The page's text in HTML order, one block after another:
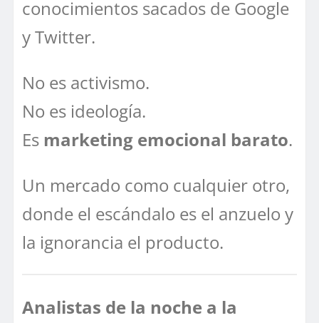
conocimientos sacados de Google
y Twitter.
No es activismo.
No es ideología.
Es marketing emocional barato.
Un mercado como cualquier otro,
donde el escándalo es el anzuelo y
la ignorancia el producto.
Analistas de la noche a la